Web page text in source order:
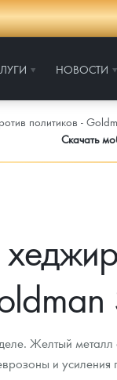
НОВОСТИ
политиков -
Скачать
Желтый металл
и усиления